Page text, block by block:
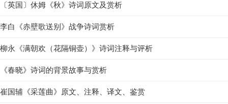
〔英国〕休姆《秋》诗词原文及赏析
李白《赤壁歌送别》战争诗词赏析
柳永《满朝欢（花隔铜壶）》诗词注释与评析
《春晓》诗词的背景故事与赏析
崔国辅《采莲曲》原文、注释、译文、鉴赏